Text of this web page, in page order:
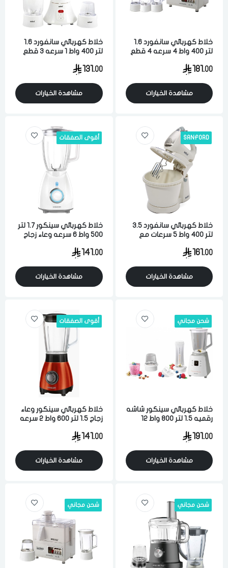
خلاط كهربائي سانفورد 1.6
لتر 400 واط 4 سرعه 4 قطع
181.00
مشاهدة الخيارات
خلاط كهربائي سانفورد 1.6
لتر 400 واط 1 سرعه 3 قطع
131.00
مشاهدة الخيارات
SANFORD
خلاط كهربائي سانفورد 3.5
لتر 400 واط 5 سرعات مع
161.00
مشاهدة الخيارات
أقوى الصفقات
خلاط كهربائي سينكور 1.7 لتر
500 واط 6 سرعه وعاء زجاج
141.00
مشاهدة الخيارات
شحن مجاني
خلاط كهربائي سينكور شاشه
رقميه 1.5 لتر 800 واط 12
191.00
مشاهدة الخيارات
أقوى الصفقات
خلاط كهربائي سينكور وعاء
زجاج 1.5 لتر 600 واط 2 سرعه
141.00
مشاهدة الخيارات
شحن مجاني شحن مجاني
لقد قرأت ووافقت على الشروط والاحكام وسياسة الاستخدام.
مسح البيانات
فى حالة تغيير المدينة قد تفقد بعض او كل المنتجات التي تم اضافتها